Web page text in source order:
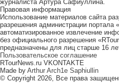
журналиста Артура Сафиуллина.
Правовая информация
Использование материалов сайта
разрешения администрации портала
автоматизированное извлечение
без официального разрешения
предназначены для лиц старше 16
Пользовательское соглашение
RTourNews.ru VKONTAKTE
Made by Arthur Arch1e Saphiullin
© Copyright 2026, Все права